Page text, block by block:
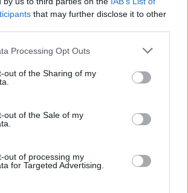
that may further disclose it to other
Processing Opt Outs
out of the Sharing of my
out of the Sale of my
out of processing my
for Targeted Advertising.
de Santiago do Escoural, no concelho de
denuncia atrasos...